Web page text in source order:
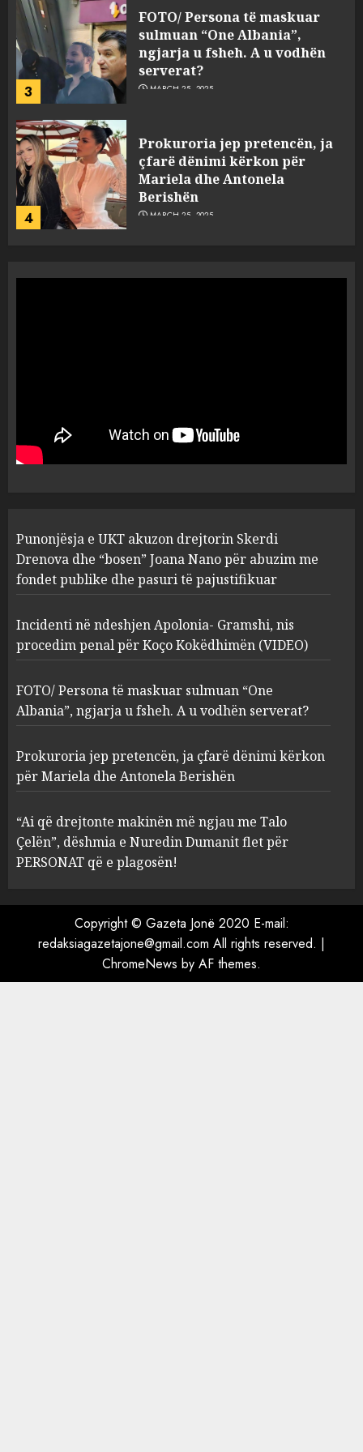
3
FOTO/ Persona të maskuar
sulmuan “One Albania”,
ngjarja u fsheh. A u vodhën
serverat?
MARCH 25, 2025
4
Prokuroria jep pretencën, ja
çfarë dënimi kërkon për
Mariela dhe Antonela
Berishën
MARCH 25, 2025
1
“bosen” Joana Nano për
abuzim me fondet publike dhe
pasuri të pajustifikuar
2
Apolonia- Gramshi, nis
procedim penal për Koço
Kokëdhimën (VIDEO)
MARCH 27, 2025
3
FOTO/ Persona të maskuar
sulmuan “One Albania”,
ngjarja u fsheh. A u vodhën
serverat?
MARCH 25, 2025
4
Prokuroria jep pretencën, ja
çfarë dënimi kërkon për
Berishën
MARCH 25, 2025
“Ai që drejtonte makinën më
ngjau me Talo Çelën”,
dëshmia e Nuredin Dumanit
flet për PERSONAT që e
plagosën!
Punonjësja e UKT akuzon drejtorin Skerdi
Drenova dhe “bosen” Joana Nano për abuzim me
fondet publike dhe pasuri të pajustifikuar
Incidenti në ndeshjen Apolonia- Gramshi, nis
procedim penal për Koço Kokëdhimën (VIDEO)
FOTO/ Persona të maskuar sulmuan “One
Albania”, ngjarja u fsheh. A u vodhën serverat?
Prokuroria jep pretencën, ja çfarë dënimi kërkon
për Mariela dhe Antonela Berishën
“Ai që drejtonte makinën më ngjau me Talo
Çelën”, dëshmia e Nuredin Dumanit flet për
PERSONAT që e plagosën!
Copyright © Gazeta Jonë 2020 E-mail:
redaksiagazetajone@gmail.com All rights reserved. |
ChromeNews by AF themes.